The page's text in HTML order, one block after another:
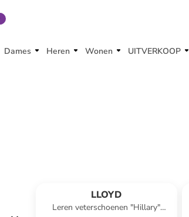
Dames Heren Wonen UITVERKOOP
LLOYD
Leren veterschoenen "Hillary"